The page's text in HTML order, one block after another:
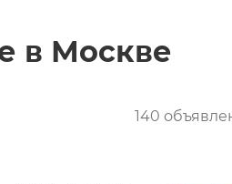
в Москве
140